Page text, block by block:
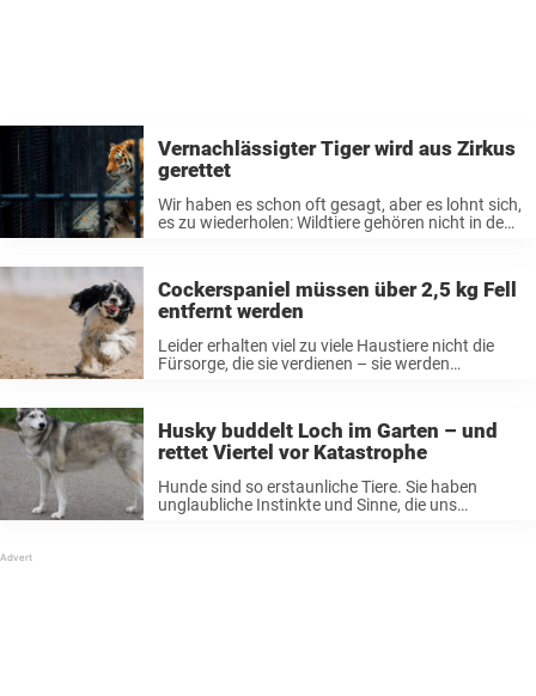
Vernachlässigter Tiger wird aus Zirkus
gerettet
Wir haben es schon oft gesagt, aber es lohnt sich,
es zu wiederholen: Wildtiere gehören nicht in den
Cockerspaniel müssen über 2,5 kg Fell
entfernt werden
Leider erhalten viel zu viele Haustiere nicht die
Fürsorge, die sie verdienen – sie werden
Entschuldigung ...
Husky buddelt Loch im Garten – und
rettet Viertel vor Katastrophe
Hunde sind so erstaunliche Tiere. Sie haben
unglaubliche Instinkte und Sinne, die uns